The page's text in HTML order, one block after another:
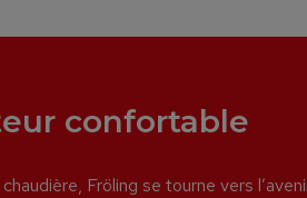
confortable
Fröling se tourne vers